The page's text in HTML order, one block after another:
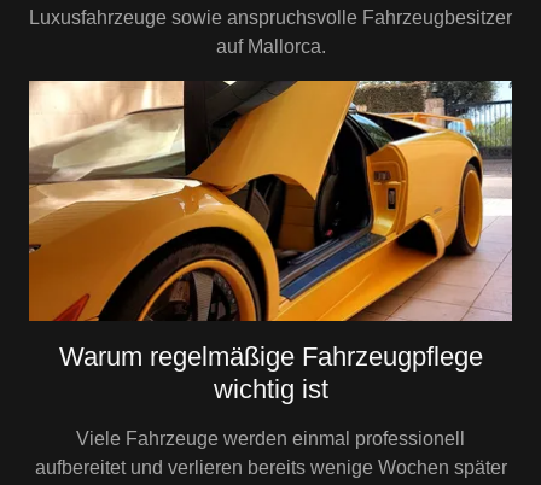
Luxusfahrzeuge sowie anspruchsvolle Fahrzeugbesitzer
auf Mallorca.
Warum regelmäßige Fahrzeugpflege
wichtig ist
Viele Fahrzeuge werden einmal professionell
aufbereitet und verlieren bereits wenige Wochen später